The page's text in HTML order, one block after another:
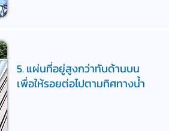
5. แผ่นที่อยู่สูงกว่าทับด้านบน
เพื่อให้รอยต่อไปตามทิศทางน้ำ